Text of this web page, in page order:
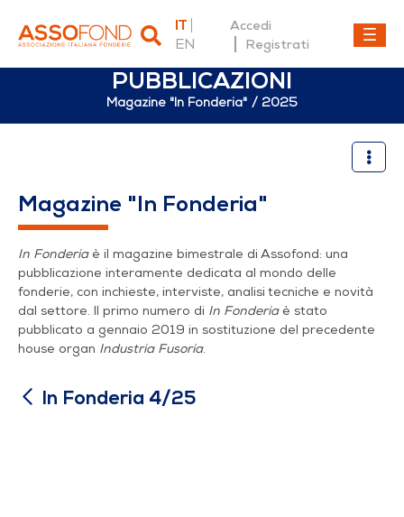
IT
EN
Accedi
Registrati
PUBBLICAZIONI
Magazine "In Fonderia" 2025
Magazine "In Fonderia"
In Fonderiaè il magazine bimestrale di Assofond: una
pubblicazione interamente dedicata al mondo delle
fonderie, con inchieste, interviste, analisi tecniche e novità
dal settore. Il primo numero di In Fonderiaè stato
pubblicato a gennaio 2019 in sostituzione del precedente
house organ Industria Fusoria.
In Fonderia 4/25